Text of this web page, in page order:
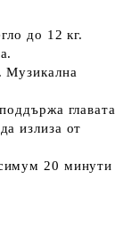
до 12 кг.
Музикална
главата
излиза от
20 минути